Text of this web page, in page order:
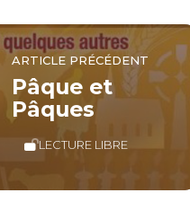
ARTICLE PRÉCÉDENT
Pâque et
Pâques
LECTURE LIBRE